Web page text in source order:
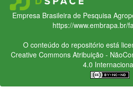
Empresa Brasileira de Pesquisa
https://www.embrapa.br/
O conteúdo do repositório está
Creative CommonsAtribuição -
4.0